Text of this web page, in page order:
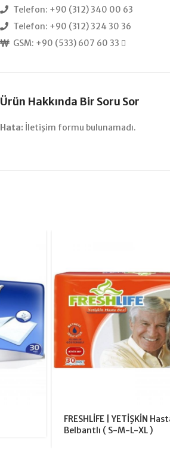
Telefon: +90 (312) 340 00 63
Telefon: +90 (312) 324 30 36
GSM: +90 (533) 607 60 33
Ürün Hakkında Bir Soru Sor
Hata: İletişim formu bulunamadı.
FRESHLİFE | YETİŞKİN
Belbantlı ( S-M-L-XL )